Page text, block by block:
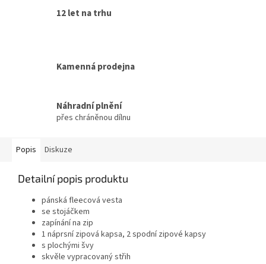
12 let na trhu
Kamenná prodejna
Náhradní plnění
přes chráněnou dílnu
Popis Diskuze
Detailní popis produktu
pánská fleecová vesta
se stojáčkem
zapínání na zip
1 náprsní zipová kapsa, 2 spodní zipové kapsy
s plochými švy
skvěle vypracovaný střih